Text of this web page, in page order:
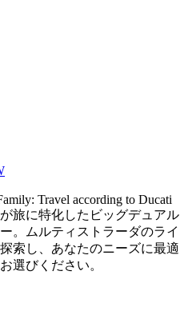
Travel according to Ducati
旅に特化したビッグデュアル
。ムルティストラーダのライ
索し、あなたのニーズに最適
選びください。